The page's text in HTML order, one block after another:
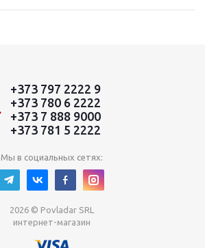
+373 797 2222 9
+373 780 6 2222
+373 7 888 9000
+373 781 5 2222
Мы в социальных сетях:
2026 © Povladar SRL
интернет-магазин